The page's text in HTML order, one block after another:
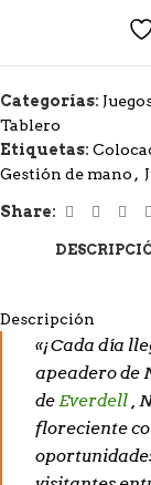
Categorías:
Tablero
Etiquetas:
Gestión de mano ,
Share:
Descripción
«¡Cada día
apeadero de
de Everdell ,
floreciente